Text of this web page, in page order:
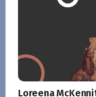
Loreena